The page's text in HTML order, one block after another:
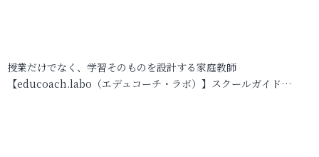
授業だけでなく、学習そのものを設計する家庭教師
【educoach.labo（エデュコーチ・ラボ）】スクールガイド…